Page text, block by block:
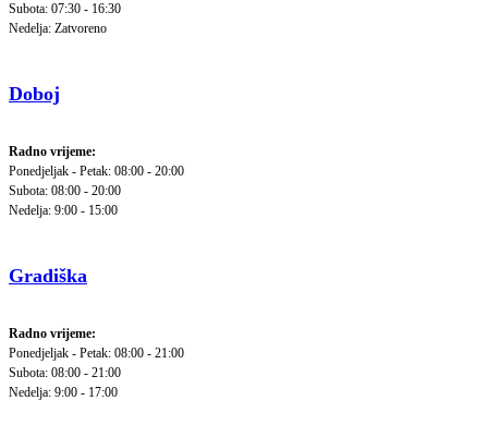
Subota: 07:30 - 16:30
Nedelja: Zatvoreno
Doboj
Radno vrijeme:
Ponedjeljak - Petak: 08:00 - 20:00
Subota: 08:00 - 20:00
Nedelja: 9:00 - 15:00
Gradiška
Radno vrijeme:
Ponedjeljak - Petak: 08:00 - 21:00
Subota: 08:00 - 21:00
Nedelja: 9:00 - 17:00